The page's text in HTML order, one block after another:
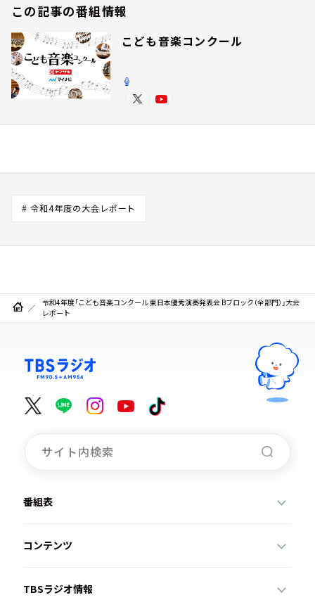
この記事の番組情報
こども音楽コンクール
# 令和4年度の大会レポート
令和4年度「こども音楽コンクール 東日本優秀演奏発表会 Bブロック（全部門）」大会
レポート
番組表
コンテンツ
TBSラジオ情報